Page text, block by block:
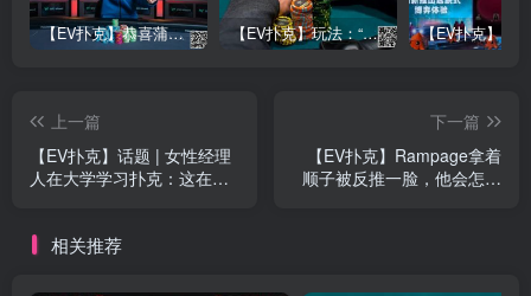
【EV扑克】恭喜蒲蔚然赛事#65夺冠，收获国人2023WSOP第六条金手链，奖金93万刀！ 【EV扑克】玩法：“松弱鱼/松凶鱼打法”的基本攻略
上一篇
【EV扑克】话题 | 女性经理
人在大学学习扑克：这在商
下一篇
【EV扑克】Rampage拿着
顺子被反推一脸，他会怎么
相关推荐